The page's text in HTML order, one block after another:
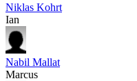
Niklas Kohrt
Ian
Nabil Mallat
Marcus